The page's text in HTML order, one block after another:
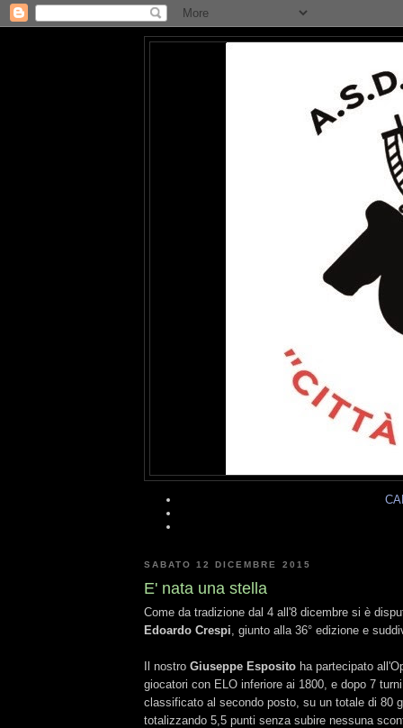
SABATO 12 DICEMBRE 2015
E' nata una stella
Come da tradizione dal 4 all'8 dicembre si è
Edoardo Crespi , giunto alla 36° edizione e
Il nostro Giuseppe Esposito ha partecipato
giocatori con ELO inferiore ai 1800, e dopo 7
classificato al secondo posto, su un totale di 80
totalizzando 5,5 punti senza subire nessuna